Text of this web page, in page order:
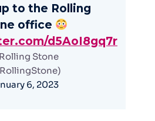
to the Rolling
office
d5AoI8gq7r
Stone
6, 2023